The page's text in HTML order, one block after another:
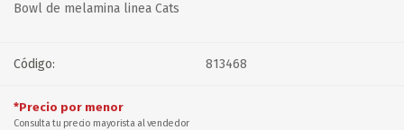
Bowl de melamina linea Cats
Código: 813468
*Precio por menor
Consulta tu precio mayorista al vendedor